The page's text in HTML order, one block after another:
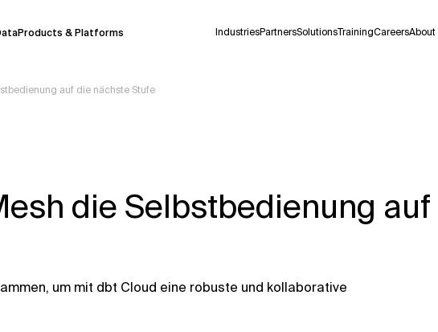
Products & Platforms IndustriesPartnersSolutionsTrainingCareersAbout
gelegentlich können Fehler
Entscheidungen treffen oder
auf die nächste Stufe
die Selbstbedienung auf
um mit dbt Cloud eine robuste und kollaborative